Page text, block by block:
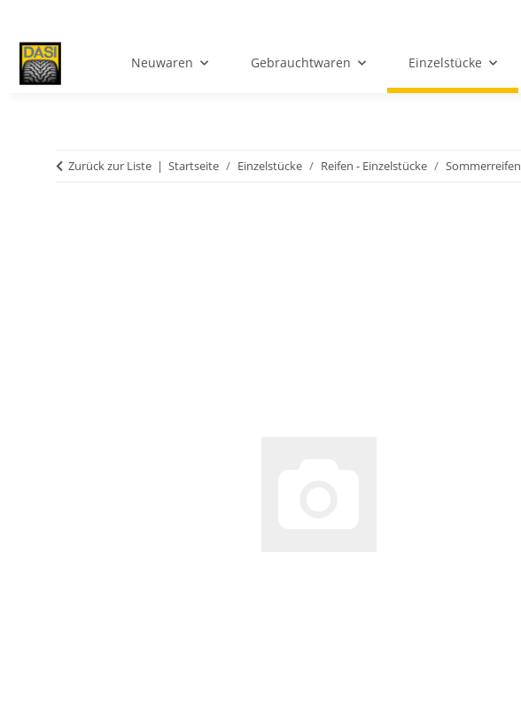
Neuwaren Gebrauchtwaren Einzelstücke
Zurück zur Liste Startseite Einzelstücke Reifen - Einzelstücke Sommerreifen